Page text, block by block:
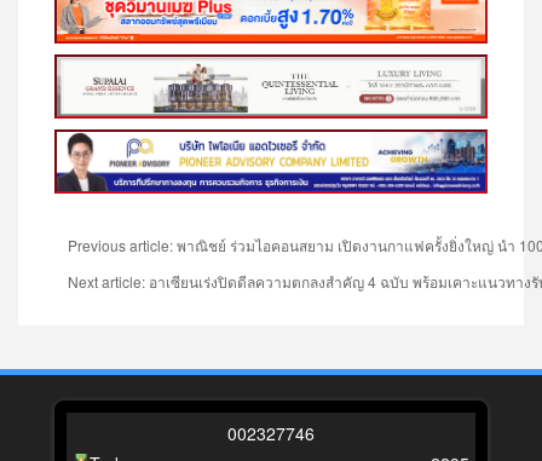
Previous article: พาณิชย์ ร่วมไอคอนสยาม เปิดงานกาแฟครั้งยิ่งใหญ่ นำ
Next article: อาเซียนเร่งปิดดีลความตกลงสำคัญ 4 ฉบับ พร้อมเคาะแนวทาง
002327746